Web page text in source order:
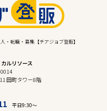
・転職・募集【チアジョブ登販】
ルリソース
田町タワー8階
平日9:30〜